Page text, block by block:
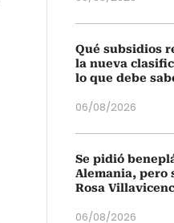
Qué subsidios
la nueva
lo que debe
06/08/2026
Se pidió
Alemania, pero
Rosa
06/08/2026